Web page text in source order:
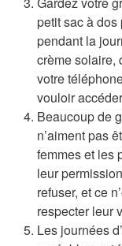
petit sac à
pendant la
crème solaire,
votre
vouloir
Beaucoup de
n’aiment pas
femmes et les
leur
refuser, et ce
respecter leur
Les journées